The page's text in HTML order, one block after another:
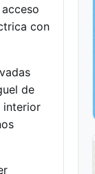
con
de
interior